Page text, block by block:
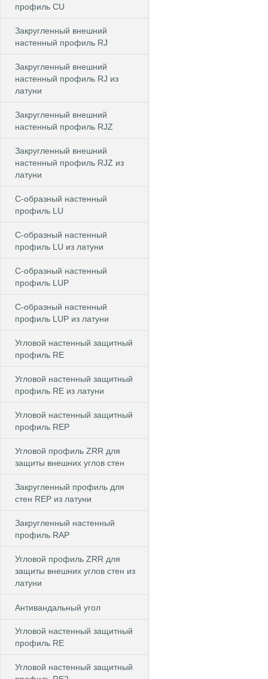
профиль CU
Закругленный внешний
настенный профиль RJ
Закругленный внешний
настенный профиль RJ из
латуни
Закругленный внешний
настенный профиль RJZ
Закругленный внешний
настенный профиль RJZ из
латуни
С-образный настенный
профиль LU
С-образный настенный
профиль LU из латуни
С-образный настенный
профиль LUP
С-образный настенный
профиль LUP из латуни
Угловой настенный защитный
профиль RE
Угловой настенный защитный
профиль RE из латуни
Угловой настенный защитный
профиль REP
Угловой профиль ZRR для
защиты внешних углов стен
Закругленный профиль для
стен REP из латуни
Закругленный настенный
профиль RAP
Угловой профиль ZRR для
защиты внешних углов стен из
латуни
Антивандальный угол
Угловой настенный защитный
профиль RE
Угловой настенный защитный